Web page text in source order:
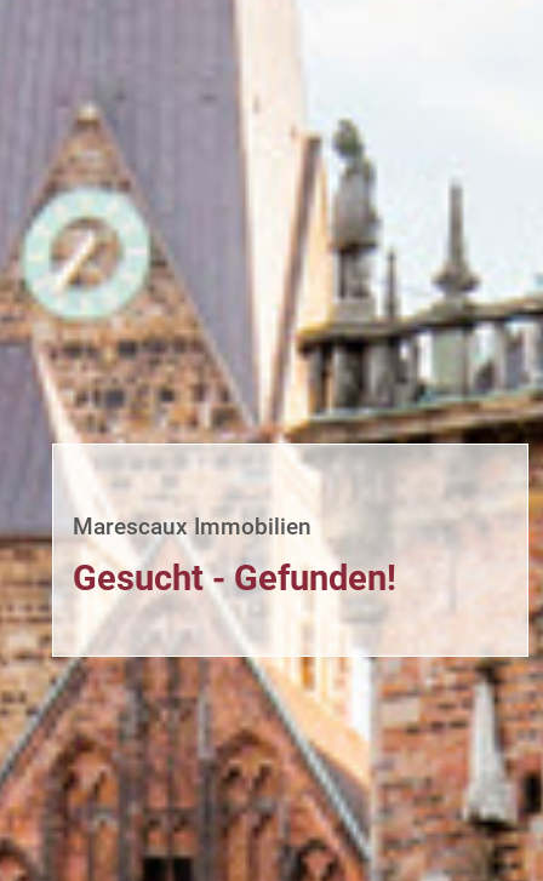
Marescaux Immobilien
Gesucht - Gefunden!